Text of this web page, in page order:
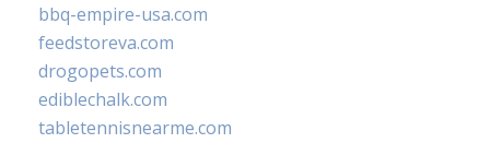
bbq-empire-usa.com
feedstoreva.com
drogopets.com
ediblechalk.com
tabletennisnearme.com